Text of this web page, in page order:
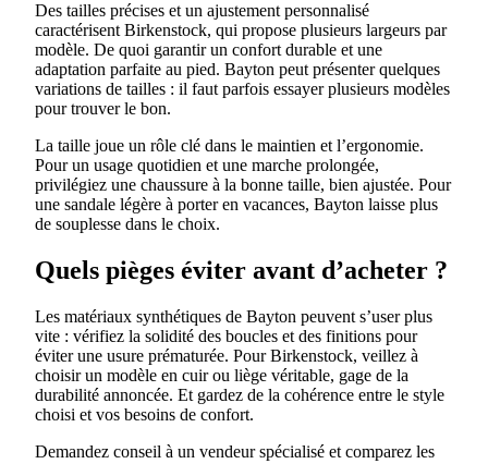
Des tailles précises et un ajustement personnalisé
caractérisent Birkenstock, qui propose plusieurs largeurs par
modèle. De quoi garantir un confort durable et une
adaptation parfaite au pied. Bayton peut présenter quelques
variations de tailles : il faut parfois essayer plusieurs modèles
pour trouver le bon.
La taille joue un rôle clé dans le maintien et l’ergonomie.
Pour un usage quotidien et une marche prolongée,
privilégiez une chaussure à la bonne taille, bien ajustée. Pour
une sandale légère à porter en vacances, Bayton laisse plus
de souplesse dans le choix.
Quels pièges éviter avant d’acheter ?
Les matériaux synthétiques de Bayton peuvent s’user plus
vite : vérifiez la solidité des boucles et des finitions pour
éviter une usure prématurée. Pour Birkenstock, veillez à
choisir un modèle en cuir ou liège véritable, gage de la
durabilité annoncée. Et gardez de la cohérence entre le style
choisi et vos besoins de confort.
Demandez conseil à un vendeur spécialisé et comparez les